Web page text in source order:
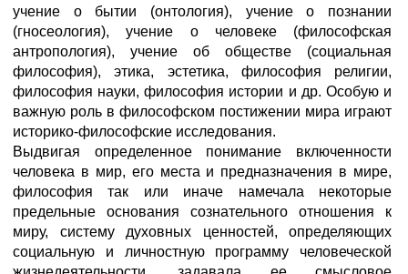
учение о бытии (онтология), учение о познании
(гносеология), учение о человеке (философская
антропология), учение об обществе (социальная
философия), этика, эстетика, философия религии,
философия науки, философия истории и др. Особую и
важную роль в философском постижении мира играют
историко-философские исследования.
Выдвигая определенное понимание включенности
человека в мир, его места и предназначения в мире,
философия так или иначе намечала некоторые
предельные основания сознательного отношения к
миру, систему духовных ценностей, определяющих
социальную и личностную программу человеческой